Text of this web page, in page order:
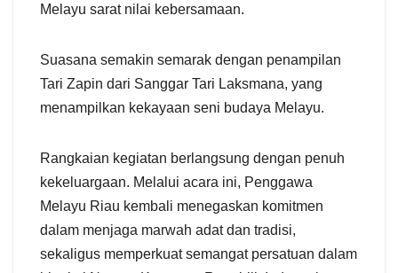
Melayu sarat nilai kebersamaan.
Suasana semakin semarak dengan penampilan
Tari Zapin dari Sanggar Tari Laksmana, yang
menampilkan kekayaan seni budaya Melayu.
​Rangkaian kegiatan berlangsung dengan penuh
kekeluargaan. Melalui acara ini, Penggawa
Melayu Riau kembali menegaskan komitmen
dalam menjaga marwah adat dan tradisi,
sekaligus memperkuat semangat persatuan dalam